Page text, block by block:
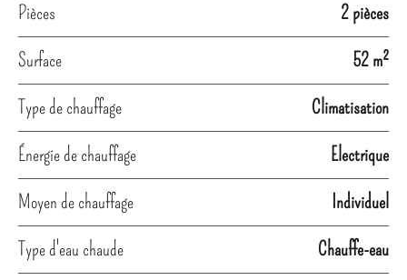
Pièces
2 pièces
Surface
52 m²
Type de chauffage
Climatisation
Énergie de chauffage
Electrique
Moyen de chauffage
Individuel
Type d'eau chaude
Chauffe-eau